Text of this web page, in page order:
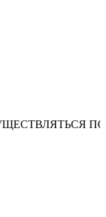
ПО